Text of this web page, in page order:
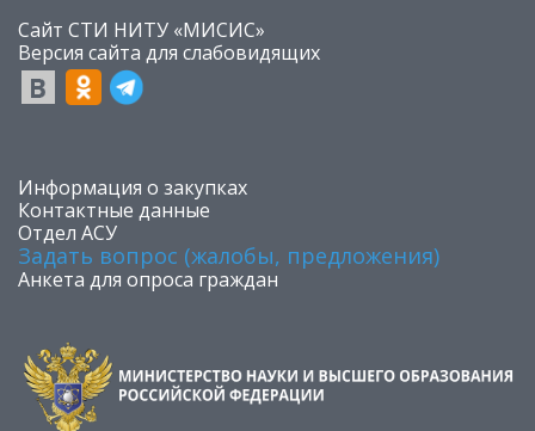
Сайт СТИ НИТУ «МИСИС»
​Версия сайта для слабовидящих
​Информация о закупках
Контактные данные
Отдел АСУ
Задать вопрос (жалобы, предложения)
Анкета для опроса граждан